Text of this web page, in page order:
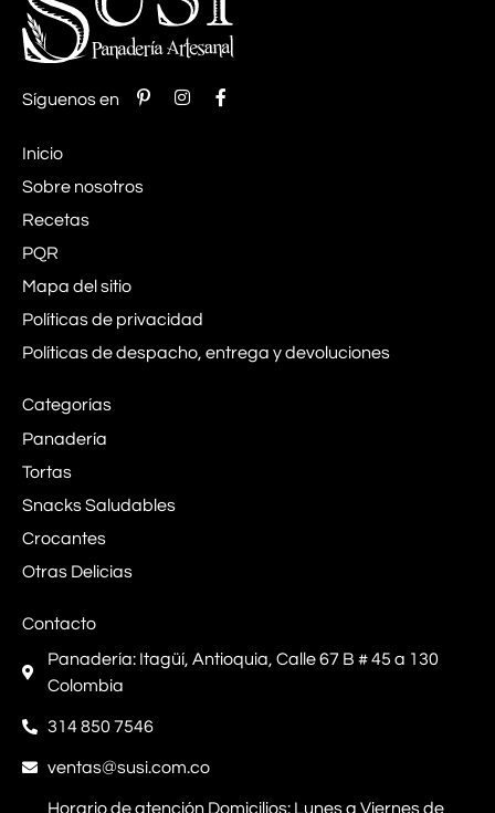
Síguenos en
Inicio
Sobre nosotros
Recetas
PQR
Mapa del sitio
Políticas de privacidad
Políticas de despacho, entrega y devoluciones
Categorías
Panadería
Tortas
Snacks Saludables
Crocantes
Otras Delicias
Contacto
Panadería: Itagüí, Antioquia, Calle 67 B # 45 a 130
Colombia
314 850 7546
ventas@susi.com.co
Horario de atención Domicilios: Lunes a Viernes de